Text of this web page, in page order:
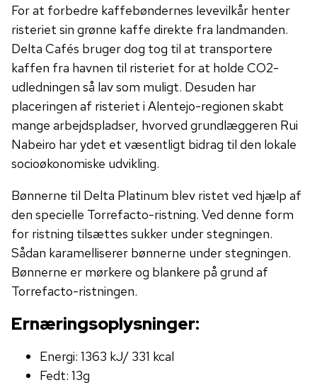
For at forbedre kaffebøndernes levevilkår henter
risteriet sin grønne kaffe direkte fra landmanden.
Delta Cafés bruger dog tog til at transportere
kaffen fra havnen til risteriet for at holde CO2-
udledningen så lav som muligt. Desuden har
placeringen af ​​risteriet i Alentejo-regionen skabt
mange arbejdspladser, hvorved grundlæggeren Rui
Nabeiro har ydet et væsentligt bidrag til den lokale
socioøkonomiske udvikling.
Bønnerne til Delta Platinum blev ristet ved hjælp af
den specielle Torrefacto-ristning. Ved denne form
for ristning tilsættes sukker under stegningen.
Sådan karamelliserer bønnerne under stegningen.
Bønnerne er mørkere og blankere på grund af
Torrefacto-ristningen.
Ernæringsoplysninger:
Energi: 1363 kJ/ 331 kcal
Fedt: 13g